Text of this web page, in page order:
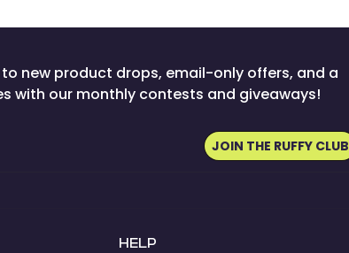
new product drops, email-only offers, and a
with our monthly contests and giveaways!
JOIN THE RUFFY CLUB
HELP